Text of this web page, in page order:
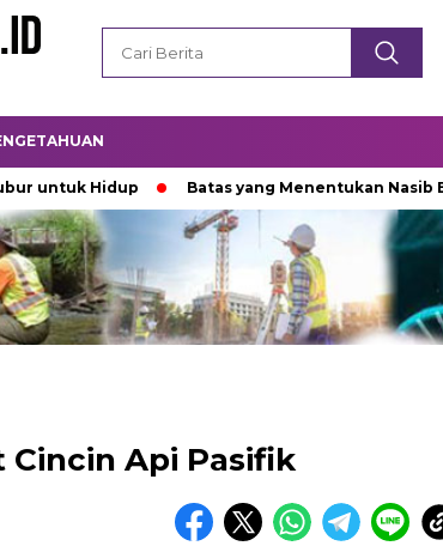
Hidup Batas yang Menentukan Nasib Bintang
Cincin Api Pasifik